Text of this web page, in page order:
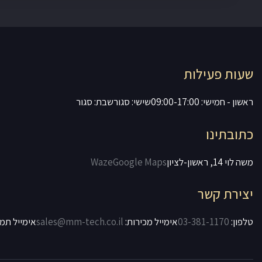
שעות פעילות
ראשון - חמישי: 09:00-17:00 שישי: סגורשבת: סגור
כתובתינו
משה לוי 14, ראשון-לציון WazeGoogle Maps
יצירת קשר
טלפון:03-381-1170אימייל מכירות:sales@mm-tech.co.ilאימייל